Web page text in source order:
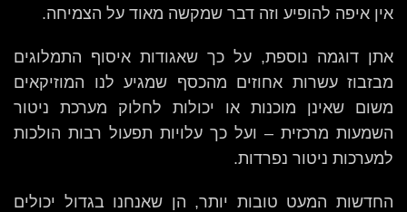
אין איפה להופיע וזה דבר שמקשה מאוד על הצמיחה.
אתן דוגמה נוספת, על כך שאגודות איסוף התמלוגים
מבזבוז עשרות אחוזים מהכסף שמגיע לנו המוזיקאים
משום שאינן מוכנות או יכולות לחלוק מערכת ניטור
השמעות מרכזית – ועל כך עלויות תפעול רבות הולכות
למערכות ניטור נפרדות.
החדשות המעט טובות יותר, הן שאנחנו בגדול יכולים